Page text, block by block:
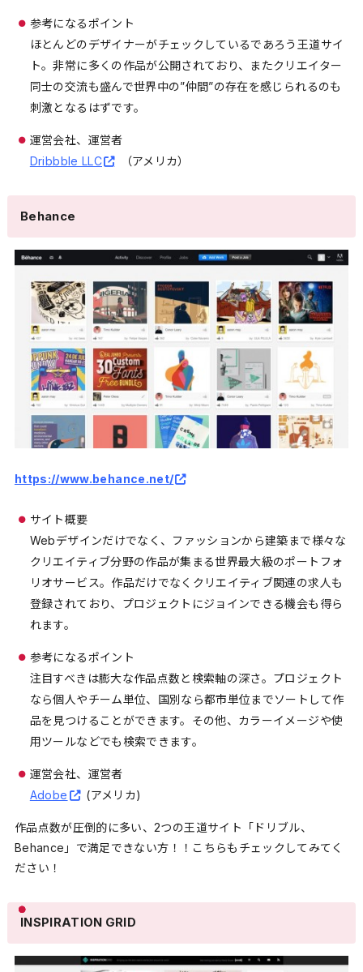
参考になるポイント
ほとんどのデザイナーがチェックしているであろう王道サイ
ト。非常に多くの作品が公開されており、またクリエイター
同士の交流も盛んで世界中の”仲間”の存在を感じられるのも
刺激となるはずです。
運営会社、運営者
Dribbble LLC
（アメリカ）
Behance
https://www.behance.net/
サイト概要
Webデザインだけでなく、ファッションから建築まで様々な
クリエイティブ分野の作品が集まる世界最大級のポートフォ
リオサービス。作品だけでなくクリエイティブ関連の求人も
登録されており、プロジェクトにジョインできる機会も得ら
れます。
参考になるポイント
注目すべきは膨大な作品点数と検索軸の深さ。プロジェクト
なら個人やチーム単位、国別なら都市単位までソートして作
品を見つけることができます。その他、カラーイメージや使
用ツールなどでも検索できます。
運営会社、運営者
Adobe
(アメリカ)
作品点数が圧倒的に多い、2つの王道サイト「ドリブル、
Behance」で満足できない方！！こちらもチェックしてみてく
ださい！
INSPIRATION GRID